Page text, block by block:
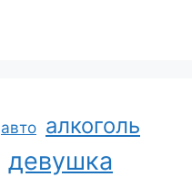
авто алкоголь
девушка